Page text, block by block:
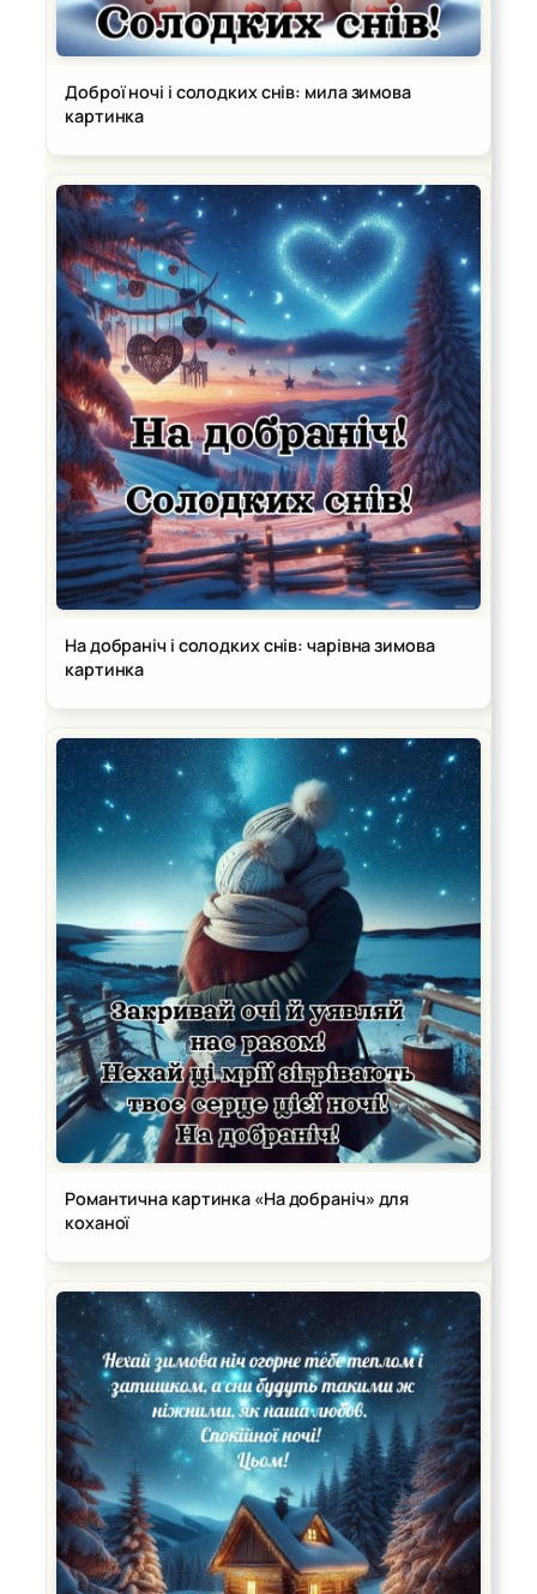
Доброї ночі і солодких снів: мила зимова
картинка
На добраніч і солодких снів: чарівна зимова
картинка
Романтична картинка «На добраніч» для
коханої